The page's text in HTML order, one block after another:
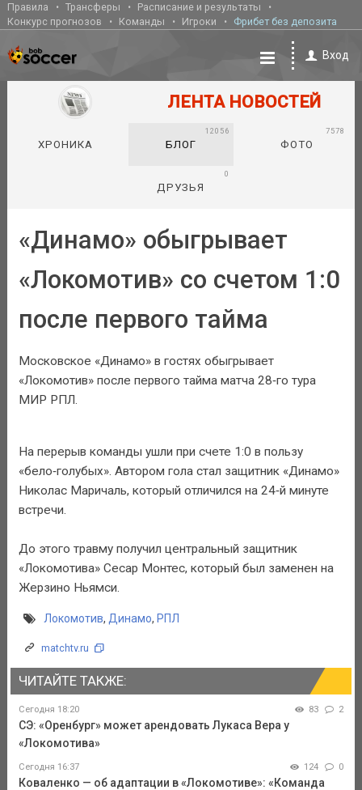
Правила Трансферы
Расписание и результаты
Конкурс прогнозов
Команды Игроки Фрибет без депозита
Вход
ЛЕНТА НОВОСТЕЙ
ХРОНИКА БЛОГ
12056
ФОТО
7578
ДРУЗЬЯ
0
«Динамо» обыгрывает
«Локомотив» со счетом 1:0
после первого тайма
Московское «Динамо» в гостях обыгрывает
«Локомотив» после первого тайма матча 28‑го тура
МИР РПЛ.
На перерыв команды ушли при счете 1:0 в пользу
«бело‑голубых». Автором гола стал защитник «Динамо»
Николас Маричаль, который отличился на 24‑й минуте
встречи.
До этого травму получил центральный защитник
«Локомотива» Сесар Монтес, который был заменен на
Жерзино Ньямси.
Локомотив, Динамо, РПЛ
matchtv.ru
ЧИТАЙТЕ ТАКЖЕ:
Сегодня 18:20 83 2
СЭ: «Оренбург» может арендовать Лукаса Вера у
«Локомотива»
Сегодня 16:37 124 0
Коваленко — об адаптации в «Локомотиве»: «Команда